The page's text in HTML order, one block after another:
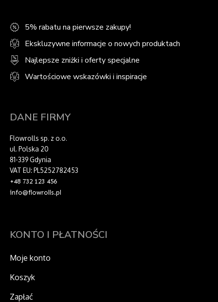
5% rabatu na pierwsze zakupy!
Ekskluzywne informacje o nowych produktach
Najlepsze zniżki i oferty specjalne
Wartościowe wskazówki i inspiracje
DANE FIRMY
Flowrolls sp. z o.o.
ul. Polska 20
81-339 Gdynia
VAT EU: PL5252782453
+48 732 123 456
info@flowrolls.pl
KONTO I PŁATNOŚCI
Moje konto
Koszyk
Zapłać